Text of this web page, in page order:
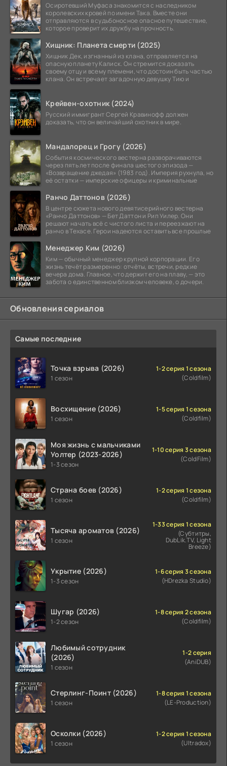
Осиротевший Муфаса знакомится с наследником
королевских кровей по имени Така. Вместе они
отправляются в судьбоносное опасное путешествие,
которое проверит их дружбу на прочность.
Хищник: Планета смерти (2025)
Хищник Дек, изгнанный из клана, отправляется на
опасную планету Калиск. Он стремится доказать
своему отцу и всему племени, что достоин быть частью
клана. Он встречает загадочную девушку Тию и
Крейвен-охотник (2024)
Русский иммигрант Сергей Кравинофф должен
доказать, что он величайший охотник в мире.
Мандалорец и Грогу (2026)
События космического вестерна разворачиваются
через пять лет после финала шестого эпизода —
«Возвращение джедая» (1983 год). Империя рухнула, но
её остатки — имперские офицеры и криминальные
Ранчо Даттонов (2026)
В центре сюжета нового девятисерийного вестерна
«Ранчо Даттонов» — Бет Даттон и Рип Уилер. Они
решают начать всё с чистого листа и переезжают на
ранчо в Техасе. Герои надеются оставить все прошлые
Менеджер Ким (2026)
Ким — обычный менеджер крупной корпорации. Его
жизнь течёт размеренно: отчёты, встречи, редкие
вечера дома. Главное, что держит его на плаву, — это
забота о единственном близком человеке, о дочери.
Обновления сериалов
Самые последние
Точка взрыва (2026)
1 сезон
1-2 серия 1 сезона
(Coldfilm)
Восхищение (2026)
1 сезон
1-5 серия 1 сезона
(Coldfilm)
Моя жизнь с мальчиками
Уолтер (2023-2026)
1-3 сезон
1-10 серия 3 сезона
(ColdFilm)
Страна боев (2026)
1 сезон
1-2 серия 1 сезона
(Coldfilm)
Тысяча ароматов (2026)
1 сезон
1-33 серия 1 сезона
(Субтитры,
DubLik.TV, Light
Breeze)
Укрытие (2026)
1-3 сезон
1-6 серия 3 сезона
(HDrezka Studio)
Шугар (2026)
1-2 сезон
1-8 серия 2 сезона
(Coldfilm)
Любимый сотрудник
(2026)
1 сезон
1-2 серия
(AniDUB)
Стерлинг-Поинт (2026)
1 сезон
1-8 серия 1 сезона
(LE-Production)
Осколки (2026)
1 сезон
1-2 серия 1 сезона
(Ultradox)